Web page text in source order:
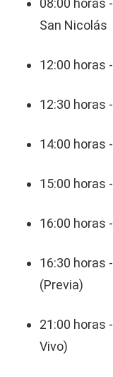
08:00 horas
San Nicolás
12:00 horas
12:30 horas
14:00 horas
15:00 horas
16:00 horas
16:30 horas
(Previa)
21:00 horas
Vivo)